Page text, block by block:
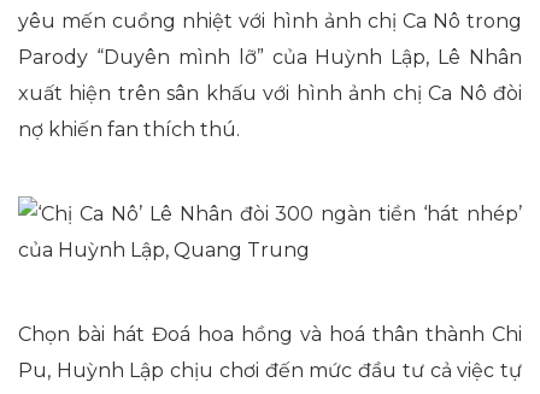
yêu mến cuồng nhiệt với hình ảnh chị Ca Nô trong
Parody “Duyên mình lỡ” của Huỳnh Lập, Lê Nhân
xuất hiện trên sân khấu với hình ảnh chị Ca Nô đòi
nợ khiến fan thích thú.
Chọn bài hát Đoá hoa hồng và hoá thân thành Chi
Pu, Huỳnh Lập chịu chơi đến mức đầu tư cả việc tự